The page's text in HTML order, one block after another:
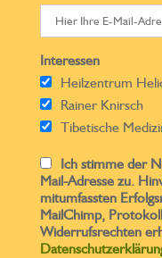
Interessen
Heilzentrum
Rainer Knirsch
Tibetische
Ich stimme der
Mail-Adresse zu.
mitumfassten
MailChimp,
Widerrufsrechten